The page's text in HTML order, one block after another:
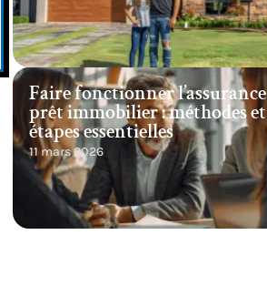
Faire fonctionner l’assurance
prêt immobilier : méthodes et
étapes essentielles
11 mars 2026